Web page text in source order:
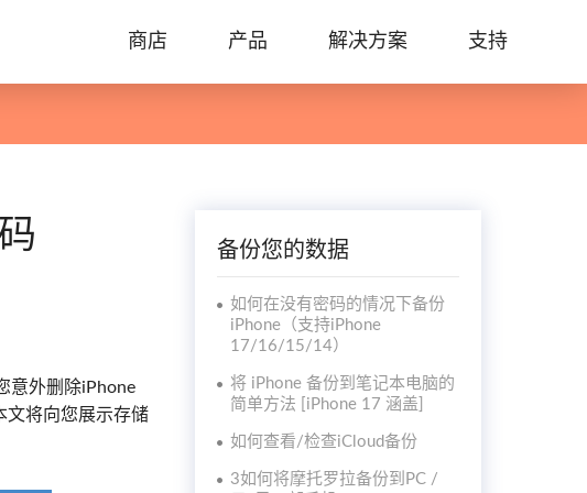
商店 产品 解决方案 支持
意外删除iPhone
文将向您展示存储
备份您的数据
如何在没有密码的情况下备份
iPhone（支持iPhone
17/16/15/14）
将 iPhone 备份到笔记本电脑的
简单方法 [iPhone 17 涵盖]
如何查看/检查iCloud备份
3如何将摩托罗拉备份到PC /